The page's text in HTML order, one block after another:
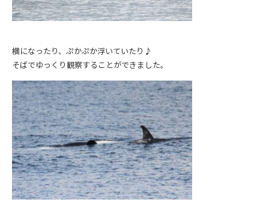
横になったり、ぷかぷか浮いていたり♪
そばでゆっくり観察することができました。